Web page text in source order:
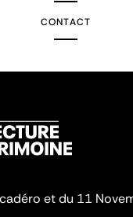
CONTACT
et du 11